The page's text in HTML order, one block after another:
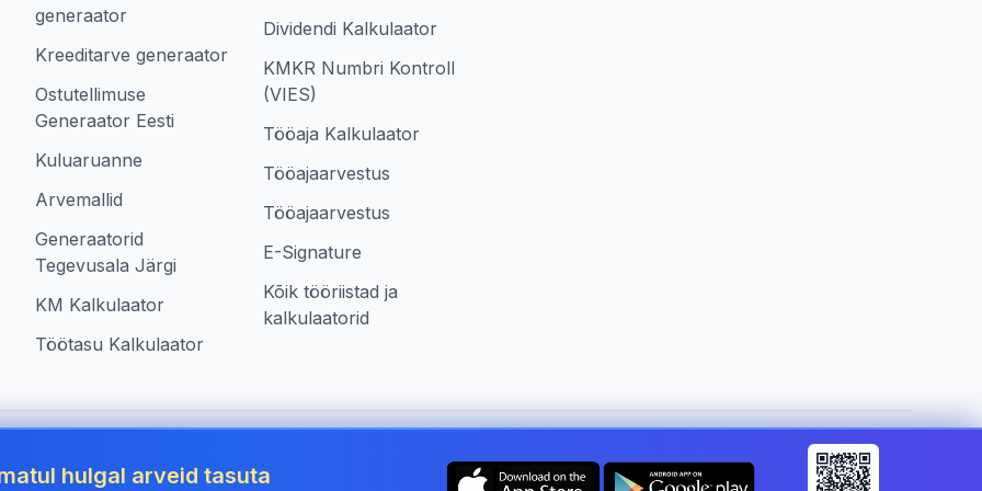
generaator
Kreeditarve generaator
Ostutellimuse
Generaator Eesti
Kuluaruanne
Arvemallid
Generaatorid
Tegevusala Järgi
KM Kalkulaator
Töötasu Kalkulaator
Dividendi Kalkulaator
KMKR Numbri Kontroll
(VIES)
Tööaja Kalkulaator
Tööajaarvestus
Tööajaarvestus
E-Signature
Kõik tööriistad ja
kalkulaatorid
Muuda riiki: Estonia
hulgal arveid tasuta